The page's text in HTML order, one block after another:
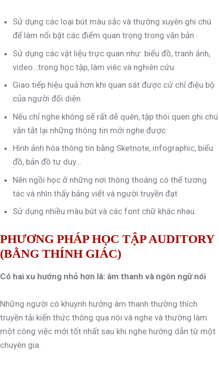
Sử dụng các loại bút màu sắc và thường xuyên ghi chú
để làm nổi bật các điểm quan trọng trong văn bản
Sử dụng các vật liệu trực quan như: biểu đồ, tranh ảnh,
video…trong học tập, làm viêc và nghiên cứu
Giao tiếp hiệu quả hơn khi quan sát được cử chỉ điệu bộ
của người đối diện
Nếu chỉ nghe không sẽ rất dễ quên, tập thói quen ghi chú
vắn tắt lại những thông tin mới nghe được
Hình ảnh hóa thông tin bằng Sketnote, infographic, biểu
đồ, bản đồ tư duy…
Nên ngồi học ở những nơi thông thoáng có thể tương
tác và nhìn thấy bảng viết và người truyền đạt
Sử dụng nhiều màu bút và các font chữ khác nhau.
PHƯƠNG PHÁP HỌC TẬP AUDITORY
(BẰNG THÍNH GIÁC)
Có hai xu hướng nhỏ hơn là: âm thanh và ngôn ngữ nói
Những người có khuynh hướng âm thanh thường thích
truyền tải kiến thức thông qua nói và nghe và thường làm
một công việc mới tốt nhất sau khi nghe hướng dẫn từ một
chuyên gia.